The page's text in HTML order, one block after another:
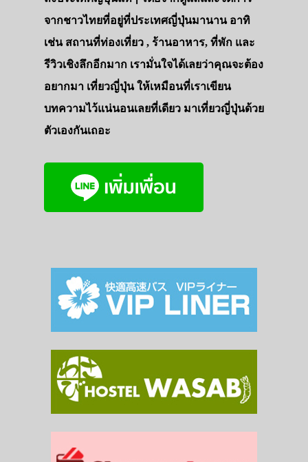
จากชาวไทยที่อยู่ที่ประเทศญี่ปุ่นมานาน อาทิ
เช่น สถานที่ท่องเที่ยว , ร้านอาหาร, ที่พัก และ
รีวิวเชิงลึกอีกมาก เรามั่นใจได้เลยว่าคุณจะต้อง
อยากมา เที่ยวญี่ปุ่น ให้เหมือนที่เราเขียน
บทความไว้แน่นอนเลยที่เดียว มาเที่ยวญี่ปุ่นด้วย
ตัวเองกันเถอะ